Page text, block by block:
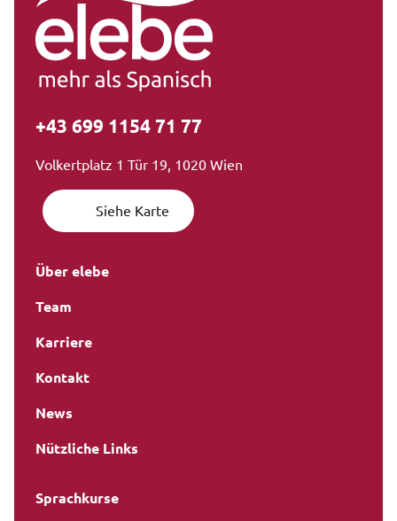
+43 699 1154 71 77
Volkertplatz 1 Tür 19, 1020 Wien
Siehe Karte
Über elebe
Team
Karriere
Kontakt
News
Nützliche Links
Sprachkurse